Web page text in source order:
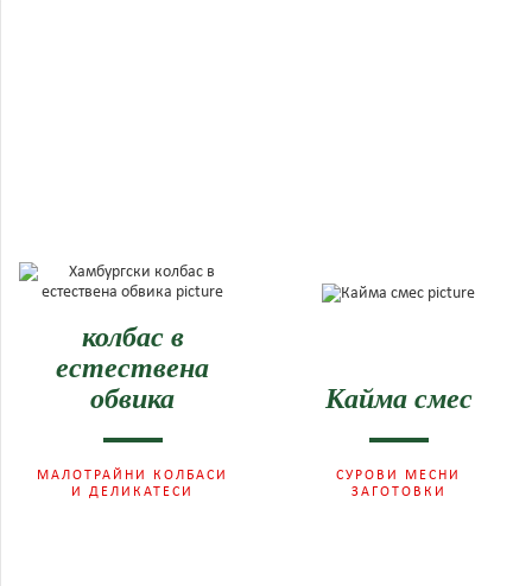
Хамбургски
колбас в
естествена
обвика
МАЛОТРАЙНИ КОЛБАСИ
И ДЕЛИКАТЕСИ
Кайма смес
СУРОВИ МЕСНИ
ЗАГОТОВКИ